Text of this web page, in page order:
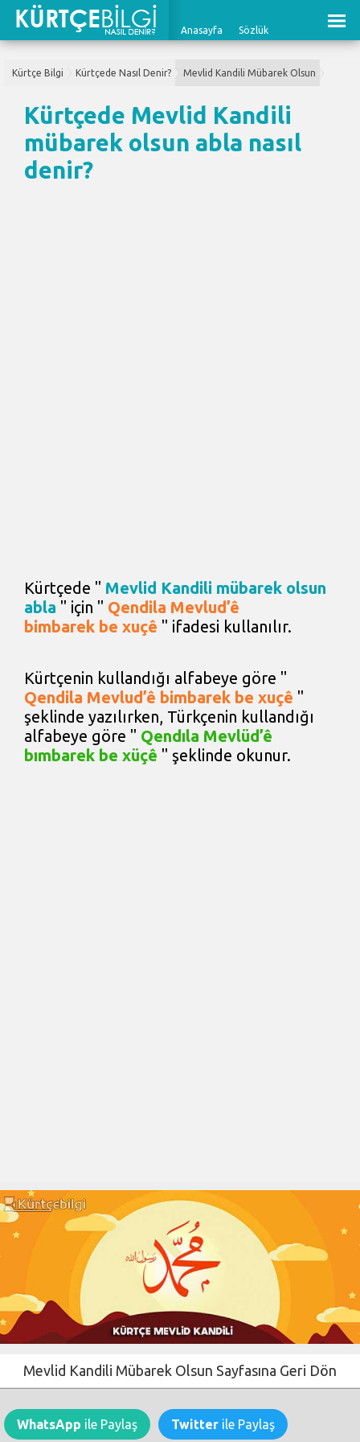
Anasayfa Sözlük
Kürtçe Bilgi Kürtçede Nasıl Denir? Mevlid Kandili Mübarek Olsun
Kürtçede Mevlid Kandili
mübarek olsun abla nasıl
denir?
Kürtçede " Mevlid Kandili mübarek olsun
abla " için " Qendila Mevlud’ê
bimbarek be xuçê " ifadesi kullanılır.
Kürtçenin kullandığı alfabeye göre "
Qendila Mevlud’ê bimbarek be xuçê "
şeklinde yazılırken, Türkçenin kullandığı
alfabeye göre " Qendıla Mevlüd’ê
bımbarek be xüçê " şeklinde okunur.
Mevlid Kandili Mübarek Olsun Sayfasına Geri Dön
WhatsApp ile Paylaş Twitter ile Paylaş